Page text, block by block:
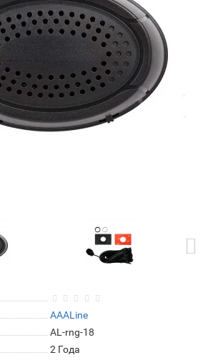
AAALine
AL-rng-18
2 Года